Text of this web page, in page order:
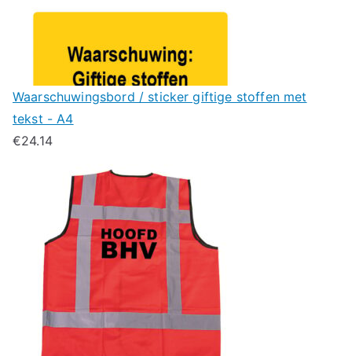
Waarschuwingsbord / sticker giftige stoffen met
tekst - A4
€24.14